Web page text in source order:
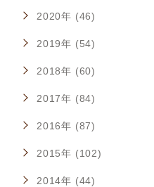
2020年 (46)
2019年 (54)
2018年 (60)
2017年 (84)
2016年 (87)
2015年 (102)
2014年 (44)